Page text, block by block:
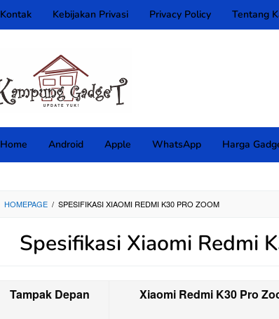
Kontak Kebijakan Privasi Privacy Policy Tentang
Home Android Apple WhatsApp Harga
HOMEPAGE / SPESIFIKASI XIAOMI REDMI K30 PRO ZOOM
Spesifikasi Xiaomi Redmi
Tampak Depan Xiaomi Redmi K30 Pro